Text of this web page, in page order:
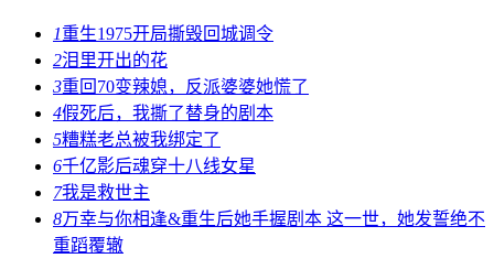
1重生1975开局撕毁回城调令
2泪里开出的花
3重回70变辣媳，反派婆婆她慌了
4假死后，我撕了替身的剧本
5糟糕老总被我绑定了
6千亿影后魂穿十八线女星
7我是救世主
8万幸与你相逢&重生后她手握剧本 这一世，她发誓绝不
重蹈覆辙